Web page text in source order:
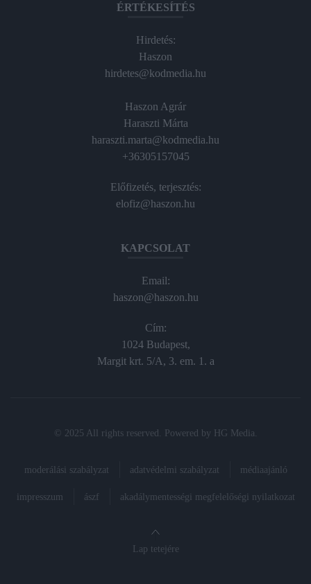
ÉRTÉKESÍTÉS
Hirdetés:
Haszon
hirdetes@kodmedia.hu
Haszon Agrár
Haraszti Márta
haraszti.marta@kodmedia.hu
+36305157045
Előfizetés, terjesztés:
elofiz@haszon.hu
KAPCSOLAT
Email:
haszon@haszon.hu
Cím:
1024 Budapest,
Margit krt. 5/A, 3. em. 1. a
© 2025 All rights reserved. Powered by HG Media
moderálási szabályzat adatvédelmi szabályzat médiaajánló
impresszum ászf akadálymentességi megfelelőségi nyilatkozat
Lap tetejére